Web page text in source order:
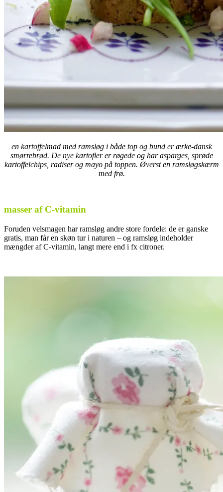
en kartoffelmad med ramsløg i både top og bund er ærke-dansk
smørrebrød. De nye kartofler er røgede og har asparges, sprøde
kartoffelchips, radiser og mayo på toppen. Øverst en ramsløgskærm
med frø.
masser af C-vitamin
Foruden velsmagen har ramsløg andre store fordele: de er ganske
gratis, man får en skøn tur i naturen – og ramsløg indeholder
mængder af C-vitamin, langt mere end i fx citroner.